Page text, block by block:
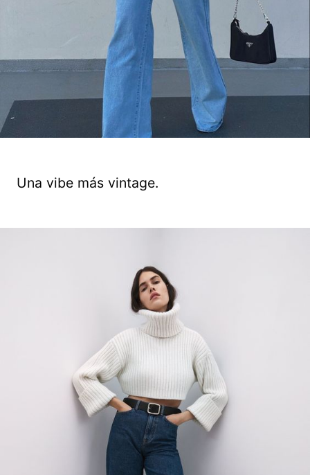
Una vibe más vintage.